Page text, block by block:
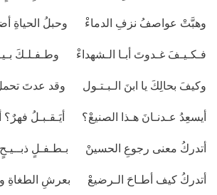
وهبَّتْ عواصفُ نزفِ الدماءْ وحبلُ الحياةِ
فـكـيـفَ غـدوتَ أبـا الـشهداءْ وطـفـلـكَ
وكيفَ بحالِكَ يا ابنَ الـبـتـول وقد عدتَ تحملُ
أيسعِدُ عـدنـانَ هـذا الصنيعْ؟ أيَـقـبـلُ
أتدركُ معنى رجوعِ الحسينْ بـطـفـلٍ ذبــيـحٍ
أتدركُ كيف أطـاحَ الـرضيعْ بعرشِ الطغاةِ